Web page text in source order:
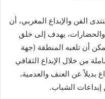
الفن والإبداع المغربي، أن
والحضارات، يهدف إلى خلق
أن تلعبه المنطقة (جهة
من خلال الإبداع الثقافي
بديلاً عن العنف والعدمية،
إبداعات الشباب.